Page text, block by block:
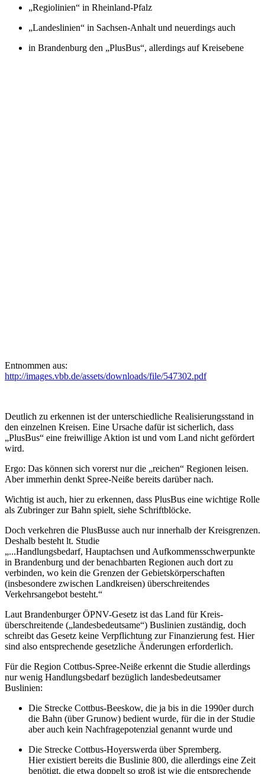
„Regiolinien“ in Rheinland-Pfalz
„Landeslinien“ in Sachsen-Anhalt und neuerdings auch
in Brandenburg den „PlusBus“, allerdings auf Kreisebene
Entnommen aus:
http://images.vbb.de/assets/downloads/file/547302.pdf
Deutlich zu erkennen ist der unterschiedliche Realisierungsstand in
den einzelnen Kreisen. Eine Ursache dafür ist sicherlich, dass
„PlusBus“ eine freiwillige Aktion ist und vom Land nicht gefördert
wird.
Ergo: Das können sich vorerst nur die „reichen“ Regionen leisen.
Aber immerhin denkt Spree-Neiße bereits darüber nach.
Wichtig ist auch, hier zu erkennen, dass PlusBus eine wichtige Rolle
als Zubringer zur Bahn spielt, siehe Schriftblöcke.
Doch verkehren die PlusBusse auch nur innerhalb der Kreisgrenzen.
Deshalb besteht lt. Studie
„...Handlungsbedarf, Hauptachsen und Aufkommensschwerpunkte
in Brandenburg und der benachbarten Regionen auch dort zu
verbinden, wo kein die Grenzen der Gebietskörperschaften
(insbesondere zwischen Landkreisen) überschreitendes
Verkehrsangebot besteht.“
Laut Brandenburger ÖPNV-Gesetz ist das Land für Kreis-
überschreitende („landesbedeutsame“) Buslinien zuständig, doch
schreibt das Gesetz keine Verpflichtung zur Finanzierung fest. Hier
sind also entsprechende gesetzliche Änderungen erforderlich.
Für die Region Cottbus-Spree-Neiße erkennt die Studie allerdings
nur wenig Handlungsbedarf bezüglich landesbedeutsamer
Buslinien:
Die Strecke Cottbus-Beeskow, die ja bis in die 1990er durch
die Bahn (über Grunow) bedient wurde, für die in der Studie
aber auch kein Nachfragepotenzial genannt wurde und
Die Strecke Cottbus-Hoyerswerda über Spremberg.
Hier existiert bereits die Buslinie 800, die allerdings eine Zeit
benötigt, die etwa doppelt so groß ist wie die entsprechende